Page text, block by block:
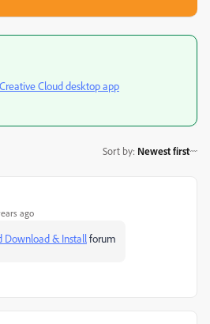
Cloud desktop app
Sort by: Newest first
ago
Download & Installforum